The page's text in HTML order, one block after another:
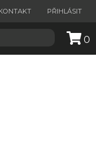
PŘIHLÁSIT
0